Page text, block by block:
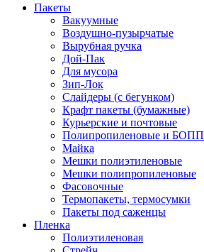
Пакеты
Вакуумные
Воздушно-пузырчатые
Вырубная ручка
Дой-Пак
Для мусора
Зип-Лок
Слайдеры (с бегунком)
Крафт пакеты (бумажные)
Курьерские и почтовые
Полипропиленовые и БОПП
Майка
Мешки полиэтиленовые
Мешки полипропиленовые
Фасовочные
Термопакеты, термосумки
Пакеты под саженцы
Пленка
Полиэтиленовая